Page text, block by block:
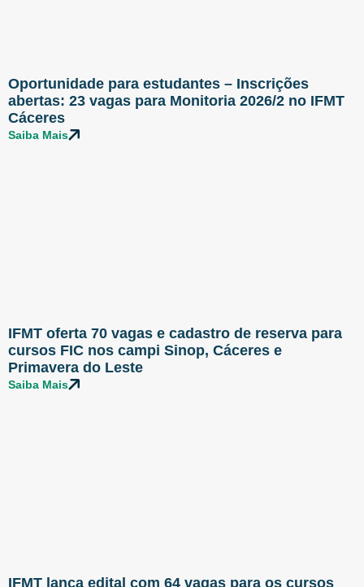
Oportunidade para estudantes – Inscrições
abertas: 23 vagas para Monitoria 2026/2 no IFMT
Cáceres
Saiba Mais
IFMT oferta 70 vagas e cadastro de reserva para
cursos FIC nos campi Sinop, Cáceres e
Primavera do Leste
Saiba Mais
IFMT lança edital com 64 vagas para os cursos